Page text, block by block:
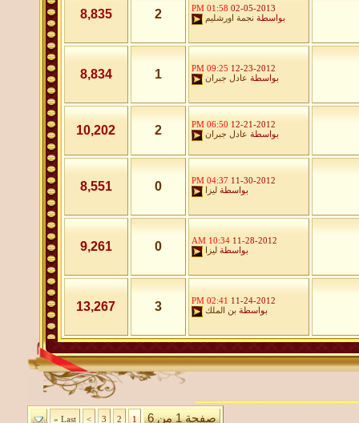
02-05-2013
01:58 PM
بواسطة نجمة اورشليم 2
8,835
12-23-2012
09:25 PM
بواسطة عادل جبران 1
8,834
12-21-2012
06:50 PM
بواسطة عادل جبران 2
10,202
11-30-2012
04:37 PM
بواسطة ليزا 0
8,551
11-28-2012
10:34 AM
بواسطة ليزا 0
9,261
11-24-2012
02:41 PM
بواسطة بن الملك 3
13,267
صفحة 1 من 6 1
2
3
>
Last »